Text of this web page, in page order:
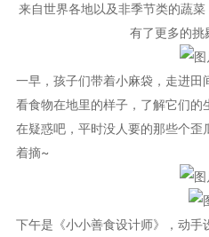
来自世界各地以及非季节类的蔬
有了更多的挑
一早，孩子们带着小麻袋，走进
看食物在地里的样子，了解它们
在疑惑吧，平时没人要的那些个
着摘~
下午是《小小善食设计师》，动